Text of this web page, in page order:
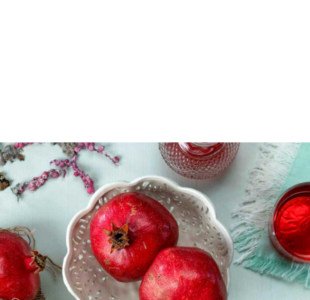
Τι συμβολίζει το ρόδι;
Στον ελλαδικό χώρο, τορόδιαποτελούσε σύμβολο
καλοτυχίας, πλούτου και ευημερίας ήδη από την
αρχαιότητα. Η σημασία του διατηρήθηκε ζωντανή
μέχρι και σήμερα, αποκτώντας επιπλέον
συμβολισμούς μέσα από τη χριστιανική πίστη, όπου
αντιπροσωπεύει τη ζωή, την ανάσταση και τη